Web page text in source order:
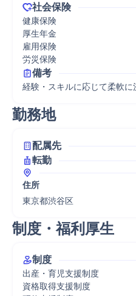
社会保険
健康保険
厚生年金
雇用保険
労災保険
備考
経験・スキルに応じて柔軟に
勤務地
配属先
転勤
住所
東京都渋谷区
制度・福利厚生
制度
出産・育児支援制度
資格取得支援制度